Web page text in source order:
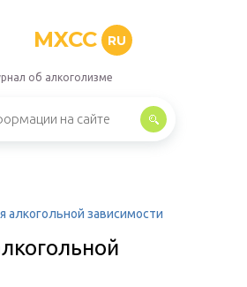
MXCC RU
об алкоголизме
алкогольной зависимости